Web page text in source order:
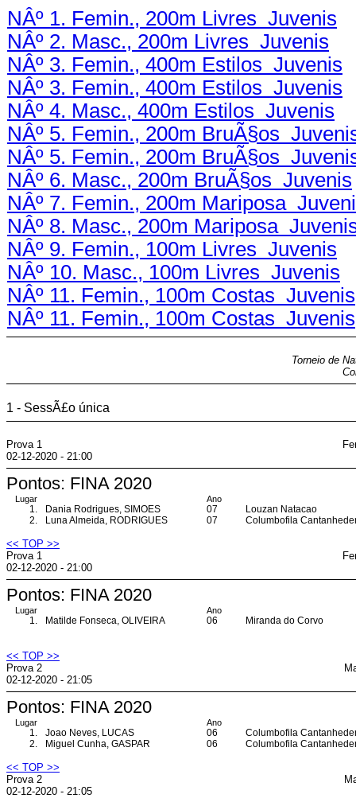
NÂº 1. Femin., 200m Livres Juvenis
NÂº 2. Masc., 200m Livres Juvenis
NÂº 3. Femin., 400m Estilos Juvenis
NÂº 3. Femin., 400m Estilos Juvenis
NÂº 4. Masc., 400m Estilos Juvenis
NÂº 5. Femin., 200m BruÃ§os
NÂº 5. Femin., 200m BruÃ§os
NÂº 6. Masc., 200m BruÃ§os Juvenis
NÂº 7. Femin., 200m Mariposa
NÂº 8. Masc., 200m Mariposa
NÂº 9. Femin., 100m Livres Juvenis
NÂº 10. Masc., 100m Livres Juvenis
NÂº 11. Femin., 100m Costas Juvenis
NÂº 11. Femin., 100m Costas Juvenis
Torneio de
1 - SessÃ£o única
Prova 1
02-12-2020 - 21:00
Pontos: FINA 2020
Lugar Ano
1. Dania Rodrigues, SIMOES 07
Louzan Natacao
2.
Luna Almeida, RODRIGUES 07 Columbofila
<< TOP >>
Prova 1
02-12-2020 - 21:00
Pontos: FINA 2020
Lugar Ano
1. Matilde Fonseca, OLIVEIRA 06 Miranda do Corvo
<< TOP >>
Prova 2
02-12-2020 - 21:05
Pontos: FINA 2020
Lugar Ano
1. Joao Neves, LUCAS 06
Columbofila
2.
Miguel Cunha, GASPAR 06 Columbofila
<< TOP >>
Prova 2
02-12-2020 - 21:05